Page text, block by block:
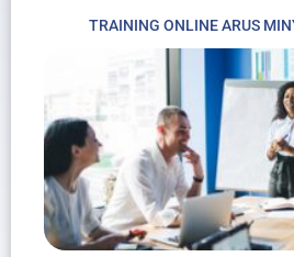
TRAINING ONLINE ARUS